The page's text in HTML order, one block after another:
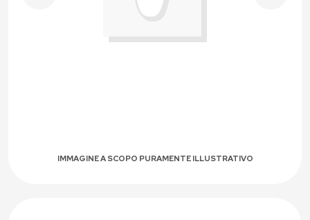
IMMAGINE A SCOPO PURAMENTE ILLUSTRATIVO